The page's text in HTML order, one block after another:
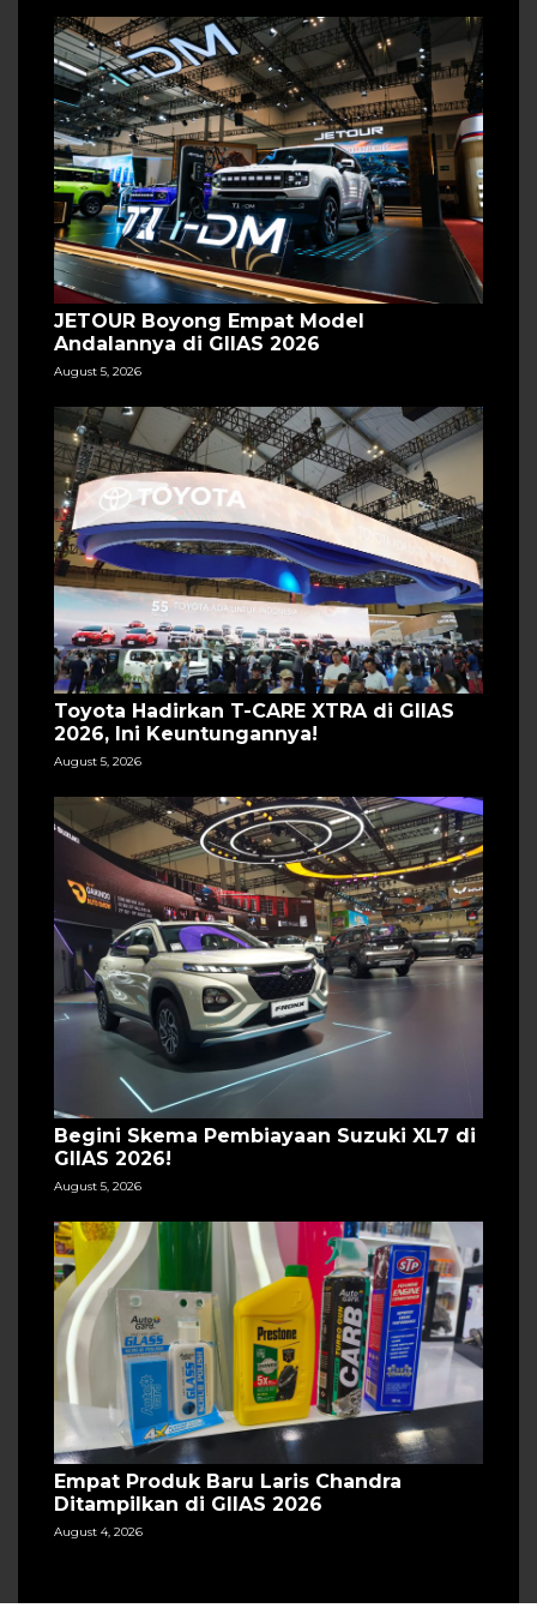
JETOUR Boyong Empat Model
Andalannya di GIIAS 2026
August 5, 2026
Toyota Hadirkan T-CARE XTRA di GIIAS
2026, Ini Keuntungannya!
August 5, 2026
Begini Skema Pembiayaan Suzuki XL7 di
GIIAS 2026!
August 5, 2026
Empat Produk Baru Laris Chandra
Ditampilkan di GIIAS 2026
August 4, 2026